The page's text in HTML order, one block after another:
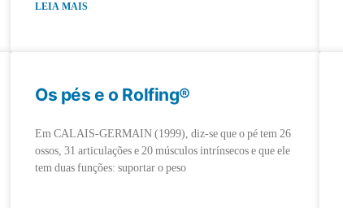
LEIA MAIS
Os pés e o Rolfing®
Em CALAIS-GERMAIN (1999), diz-se que o pé tem 26
ossos, 31 articulações e 20 músculos intrínsecos e que ele
tem duas funções: suportar o peso